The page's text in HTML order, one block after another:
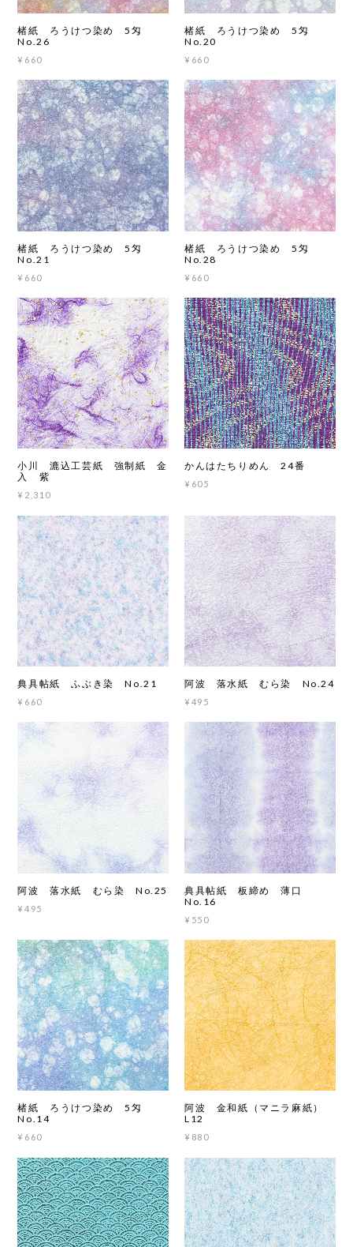
楮紙 ろうけつ染め 5匁
No.26
¥660
楮紙 ろうけつ染め 5匁
No.20
¥660
楮紙 ろうけつ染め 5匁
No.21
¥660
楮紙 ろうけつ染め 5匁
No.28
¥660
小川 漉込工芸紙 強制紙 金
入 紫
¥2,310
かんはたちりめん 24番
¥605
典具帖紙 ふぶき染 No.21
¥660
阿波 落水紙 むら染 No.24
¥495
阿波 落水紙 むら染 No.25
¥495
典具帖紙 板締め 薄口
No.16
¥550
楮紙 ろうけつ染め 5匁
No.14
¥660
阿波 金和紙（マニラ麻紙）
L12
¥880